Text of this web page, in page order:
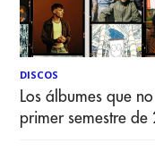
DISCOS
Los álbumes que
primer semestre de